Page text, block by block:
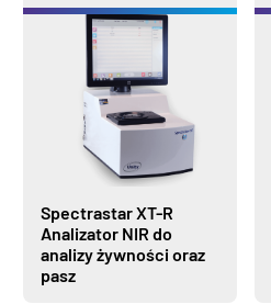
Spectrastar XT-R
Analizator NIR do
analizy żywności oraz
pasz